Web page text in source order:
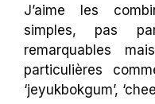
J’aime les
simples, pas
remarquables
particulières
‘jeyukbokgum’,